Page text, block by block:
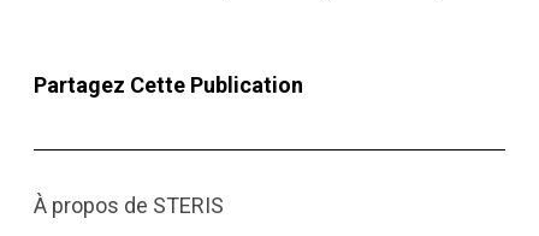
Partagez Cette Publication
À propos de STERIS